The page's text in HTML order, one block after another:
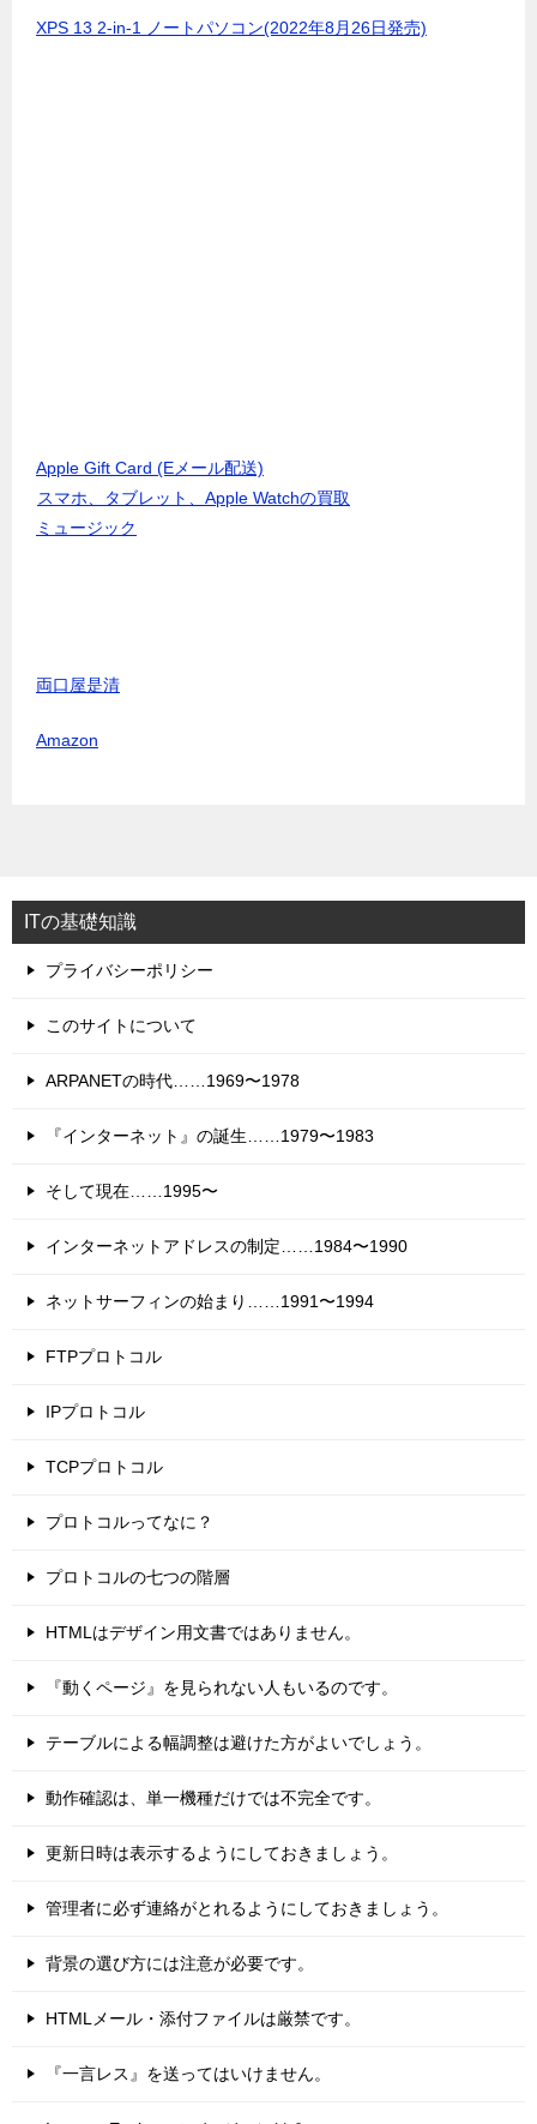
XPS 13 2-in-1 ノートパソコン(2022年8月26日発売)
Apple Gift Card (Eメール配送)
スマホ、タブレット、Apple Watchの買取
ミュージック
両口屋是清
Amazon
ITの基礎知識
プライバシーポリシー
このサイトについて
ARPANETの時代……1969〜1978
『インターネット』の誕生……1979〜1983
そして現在……1995〜
インターネットアドレスの制定……1984〜1990
ネットサーフィンの始まり……1991〜1994
FTPプロトコル
IPプロトコル
TCPプロトコル
プロトコルってなに？
プロトコルの七つの階層
HTMLはデザイン用文書ではありません。
『動くページ』を見られない人もいるのです。
テーブルによる幅調整は避けた方がよいでしょう。
動作確認は、単一機種だけでは不完全です。
更新日時は表示するようにしておきましょう。
管理者に必ず連絡がとれるようにしておきましょう。
背景の選び方には注意が必要です。
HTMLメール・添付ファイルは厳禁です。
『一言レス』を送ってはいけません。